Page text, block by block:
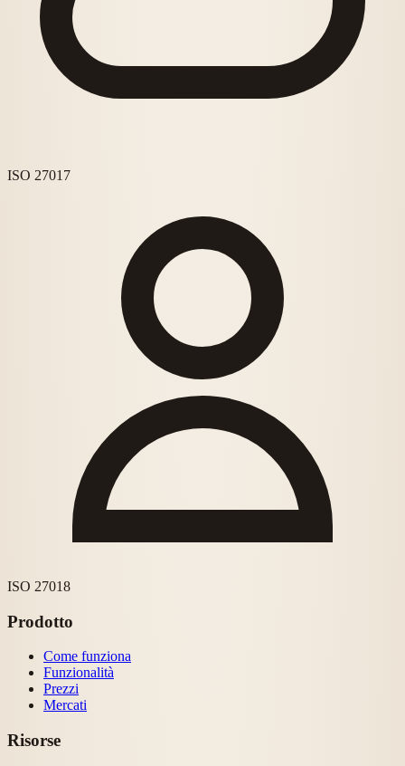
ISO 27017
ISO 27018
Prodotto
Come funziona
Funzionalità
Prezzi
Mercati
Risorse